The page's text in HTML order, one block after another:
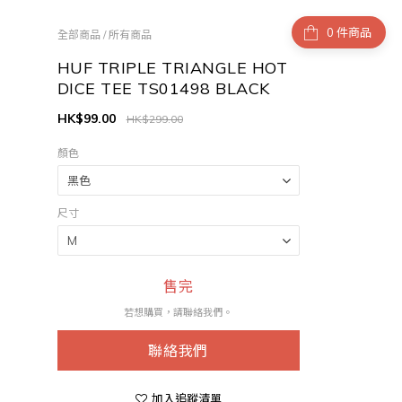
件商品
全部商品 /所有商品
HUF TRIPLE TRIANGLE HOT
DICE TEE TS01498 BLACK
HK$299.00
HK$99.00
顏色
尺寸
售完
若想購買，請聯絡我們。
聯絡我們
加入追蹤清單